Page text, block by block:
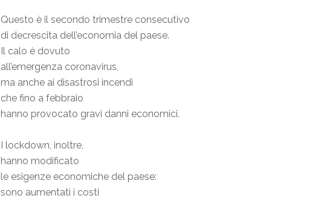
Questo è il secondo trimestre consecutivo
di decrescita dell’economia del paese.
Il calo è dovuto
all’emergenza coronavirus,
ma anche ai disastrosi incendi
che fino a febbraio
hanno provocato gravi danni economici.
I lockdown, inoltre,
hanno modificato
le esigenze economiche del paese:
sono aumentati i costi